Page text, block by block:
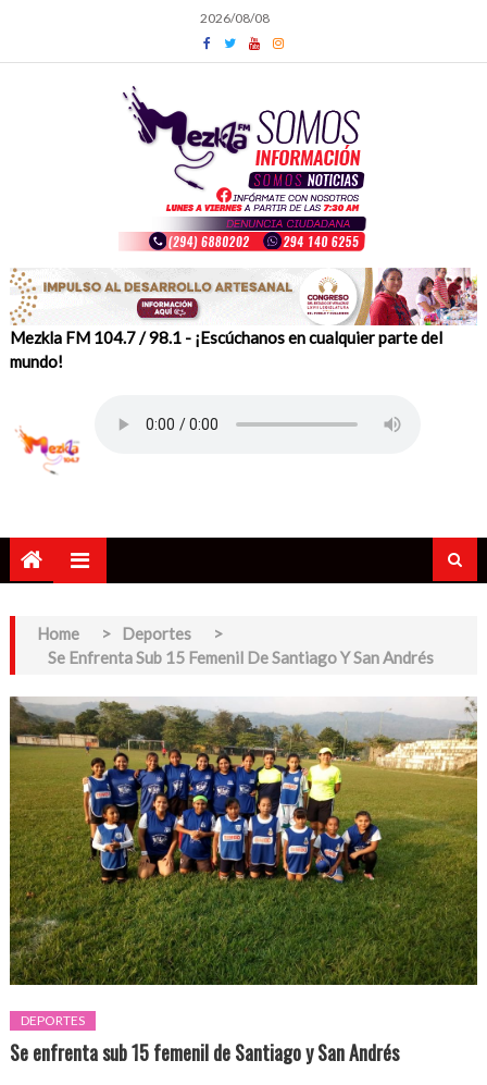
content
2026/08/08
Mezkla FM 104.7 / 98.1 - ¡Escúchanos en cualquier parte del
mundo!
Home > Deportes
>
Se Enfrenta Sub 15 Femenil De Santiago Y San Andrés
DEPORTES
Se enfrenta sub 15 femenil de Santiago y San Andrés